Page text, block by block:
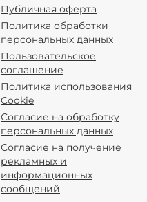
Публичная оферта
Политика обработки
персональных данных
Пользовательское
соглашение
Политика использования
Cookie
Согласие на обработку
персональных данных
Согласие на получение
рекламных и
информационных
сообщений